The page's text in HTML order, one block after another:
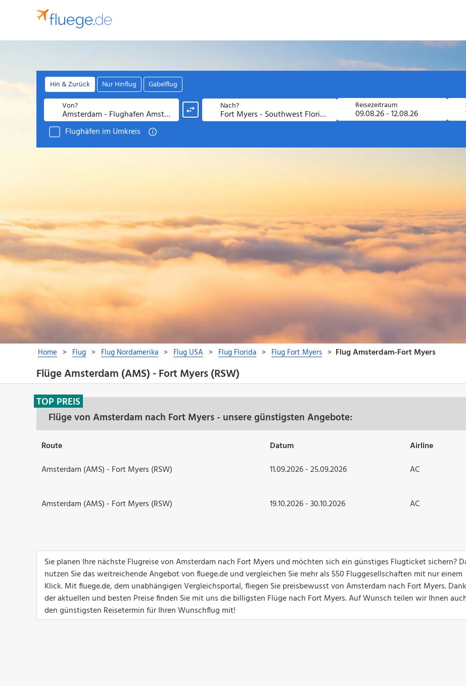
Flüge Amsterdam (AMS) - Fort Myers (RSW)
Flüge von Amsterdam nach Fort Myers - unsere günstigsten Angebote:
TOP PREIS
Route Datum Airline
Amsterdam (AMS) - Fort Myers (RSW)
11.09.2026 - 25.09.2026 AC
Amsterdam (AMS) - Fort Myers (RSW) 19.10.2026 - 30.10.2026 AC
Sie planen Ihre nächste Flugreise von Amsterdam nach Fort Myers und möchten sich ein günstiges Flugticket sichern?
nutzen Sie das weitreichende Angebot von fluege.de und vergleichen Sie mehr als 550 Fluggesellschaften mit nur einem
Klick. Mit fluege.de, dem unabhängigen Vergleichsportal, fliegen Sie preisbewusst von Amsterdam nach Fort Myers. Dank
der aktuellen und besten Preise finden Sie mit uns die billigsten Flüge nach Fort Myers. Auf Wunsch teilen wir Ihnen
den günstigsten Reisetermin für Ihren Wunschflug mit!